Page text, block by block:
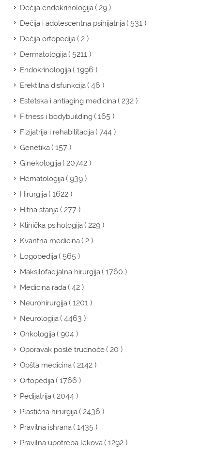
Dečija endokrinologija( 29 )
Dečija i adolescentna psihijatrija( 531 )
Dečija ortopedija( 2 )
Dermatologija( 5211 )
Endokrinologija( 1996 )
Erektilna disfunkcija( 46 )
Estetska i antiaging medicina( 232 )
Fitness i bodybuilding( 165 )
Fizijatrija i rehabilitacija( 744 )
Genetika( 157 )
Ginekologija( 20742 )
Hematologija( 939 )
Hirurgija( 1622 )
Hitna stanja( 277 )
Klinička psihologija( 229 )
Kvantna medicina( 2 )
Logopedija( 565 )
Maksilofacijalna hirurgija( 1760 )
Medicina rada( 42 )
Neurohirurgija( 1201 )
Neurologija( 4463 )
Onkologija( 904 )
Oporavak posle trudnoće( 20 )
Opšta medicina( 2142 )
Ortopedija( 1766 )
Pedijatrija( 2044 )
Plastična hirurgija( 2436 )
Pravilna ishrana( 1435 )
Pravilna upotreba lekova( 1292 )